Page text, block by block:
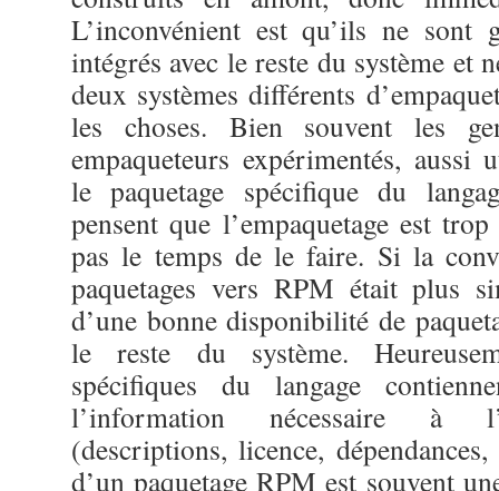
L’inconvénient est qu’ils ne sont
intégrés avec le reste du système et
deux systèmes différents
les choses. Bien souvent les
empaqueteurs expérimentés, aussi
le paquetage spécifique du
pensent que l’empaquetage est
pas le temps de le faire. Si la
paquetages vers RPM était plus
d’une bonne disponibilité de
le reste du système.
spécifiques du langage
l’information nécessaire à
(descriptions, licence,
d’un paquetage RPM est souvent